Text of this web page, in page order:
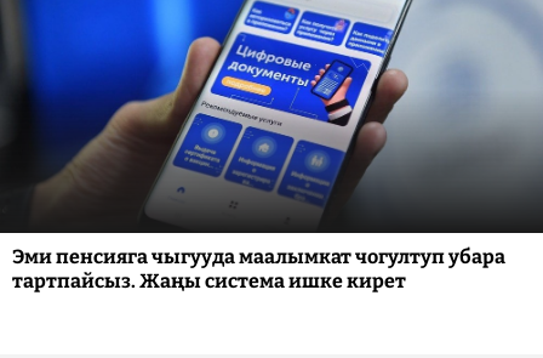
Эми пенсияга чыгууда маалымкат чогултуп убара
тартпайсыз. Жаңы система ишке кирет